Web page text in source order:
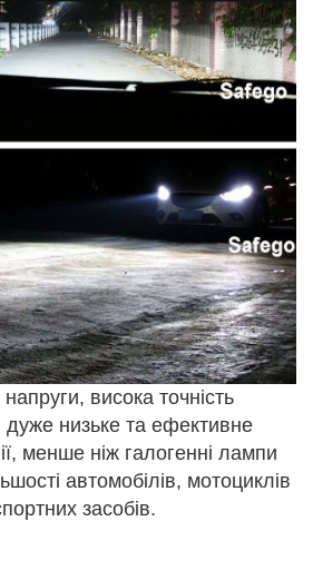
висока точність
дуже низьке та ефективне
менше ніж галогенні лампи
автомобілів, мотоциклів
засобів.